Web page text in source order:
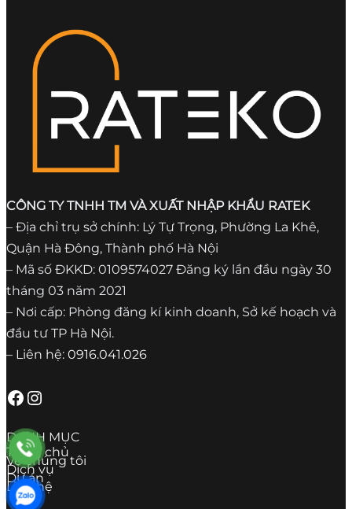
CÔNG TY TNHH TM VÀ XUẤT NHẬP KHẨU RATEK
– Địa chỉ trụ sở chính: Lý Tự Trọng, Phường La Khê,
Quận Hà Đông, Thành phố Hà Nội
– Mã số ĐKKD: 0109574027 Đăng ký lần đầu ngày 30
tháng 03 năm 2021
– Nơi cấp: Phòng đăng kí kinh doanh, Sở kế hoạch và
đầu tư TP Hà Nội.
– Liên hệ: 0916.041.026
Facebook Instagram
DANH MỤC
Trang chủ
Về chúng tôi
Dịch vụ
Dự án
Liên hệ